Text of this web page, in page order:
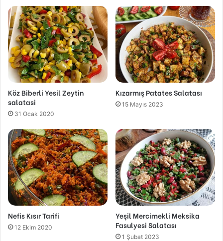
Köz Biberli Yesil Zeytin
salatasi
31 Ocak 2020
Kızarmış Patates Salatası
15 Mayıs 2023
Nefis Kısır Tarifi
12 Ekim 2020
Yeşil Mercimekli Meksika
Fasulyesi Salatası
1 Şubat 2023